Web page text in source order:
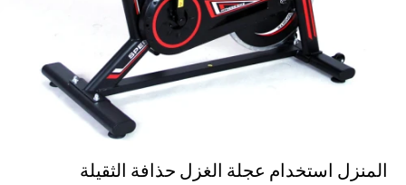
المنزل استخدام عجلة الغزل حذافة الثقيلة